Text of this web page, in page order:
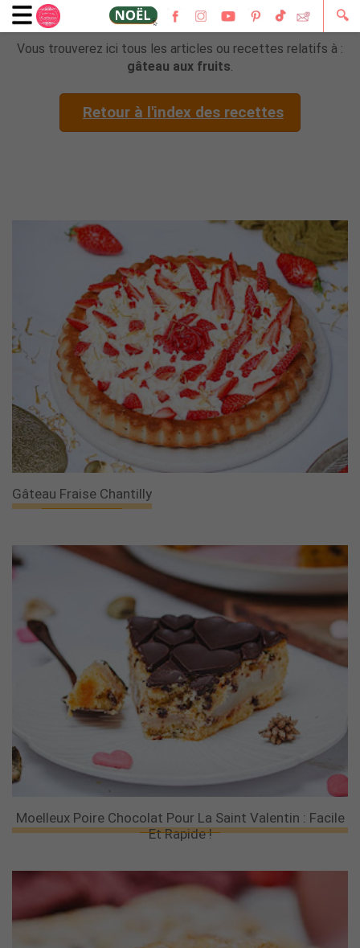
🔍
Vous trouverez ici tous les articles ou recettes relatifs à :
gâteau aux fruits
Retour à l'index des recettes
Gâteau Fraise Chantilly
Moelleux Poire Chocolat Pour La Saint Valentin : Facile
Et Rapide !